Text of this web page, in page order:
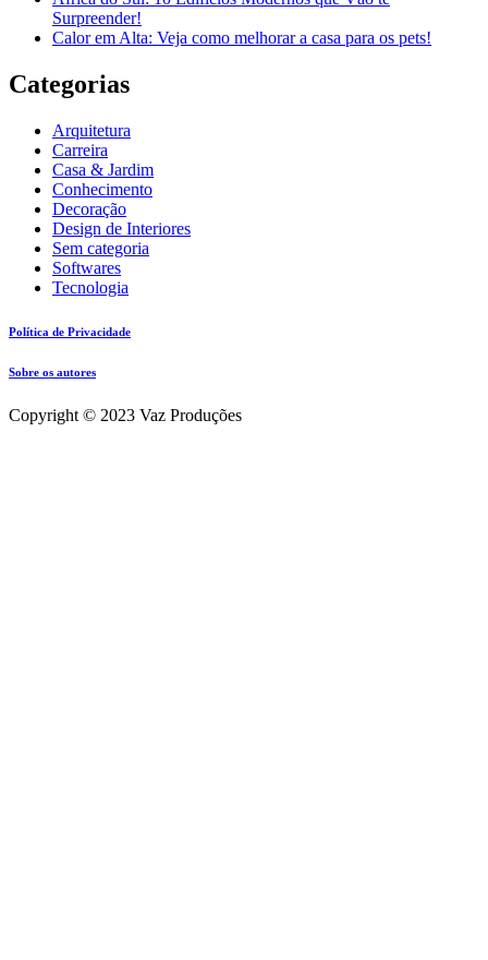
Surpreender!
Calor em Alta: Veja como melhorar a casa para os pets!
Categorias
Arquitetura
Carreira
Casa & Jardim
Conhecimento
Decoração
Design de Interiores
Sem categoria
Softwares
Tecnologia
Política de Privacidade
Sobre os autores
Copyright © 2023 Vaz Produções